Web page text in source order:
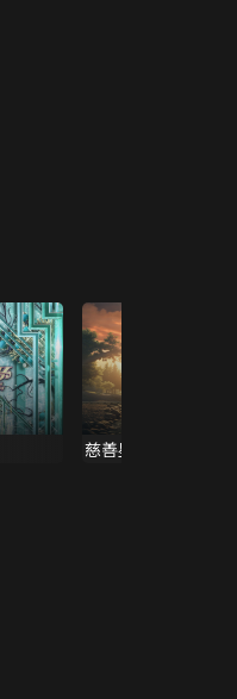
慈善星輝仁濟夜